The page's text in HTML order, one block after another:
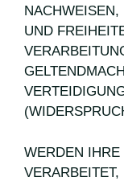
UND
WERDEN IHRE